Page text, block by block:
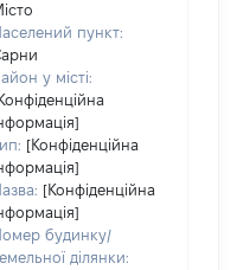
пункт:
у місті:
[Конфіденційна
[Конфіденційна
будинку/
ділянки: